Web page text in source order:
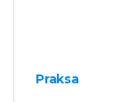
Praksa